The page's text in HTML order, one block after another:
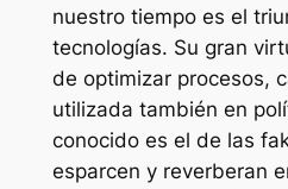
nuestro tiempo es el
tecnologías. Su gran
de optimizar procesos,
utilizada también en
conocido es el de las
esparcen y reverberan